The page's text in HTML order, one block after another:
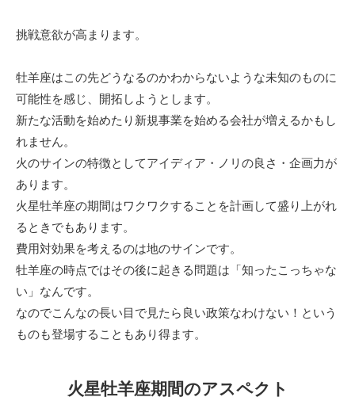
挑戦意欲が高まります。
牡羊座はこの先どうなるのかわからないような未知のものに
可能性を感じ、開拓しようとします。
新たな活動を始めたり新規事業を始める会社が増えるかもし
れません。
火のサインの特徴としてアイディア・ノリの良さ・企画力が
あります。
火星牡羊座の期間はワクワクすることを計画して盛り上がれ
るときでもあります。
費用対効果を考えるのは地のサインです。
牡羊座の時点ではその後に起きる問題は「知ったこっちゃな
い」なんです。
なのでこんなの長い目で見たら良い政策なわけない！という
ものも登場することもあり得ます。
火星牡羊座期間のアスペクト